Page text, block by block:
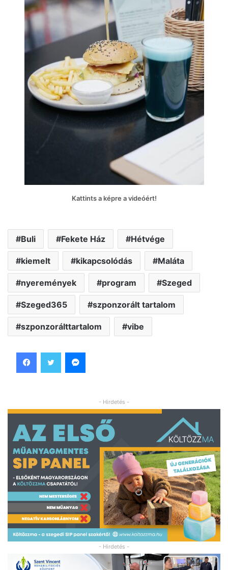
Kattints a képre a videóért!
Buli Fekete Ház Hétvége
kiemelt kikapcsolódás Maláta
nyeremények program Szeged
Szeged365 szponzorált tartalom
szponzorálttartalom vibe
- Hirdetés -
- Hirdetés -